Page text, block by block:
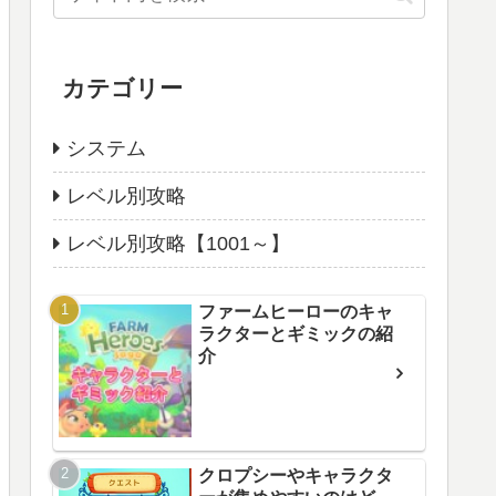
カテゴリー
システム
レベル別攻略
レベル別攻略【1001～】
ファームヒーローのキャ
ラクターとギミックの紹
介
クロプシーやキャラクタ